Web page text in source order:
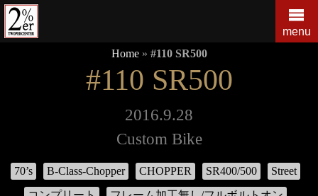
コ
ン
テ
menu
Home» #110 SR500
#110 SR500
2016.9.28
Custom Bike
70’s B-Class-Chopper CHOPPER SR400/500
Street